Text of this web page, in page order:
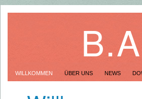
WILLKOMMEN ÜBER UNS NEWS